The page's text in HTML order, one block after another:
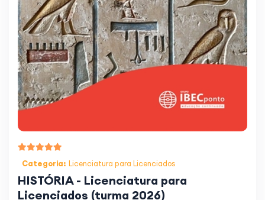
Categoria: Licenciatura para Licenciados
HISTÓRIA - Licenciatura para
Licenciados (turma 2026)